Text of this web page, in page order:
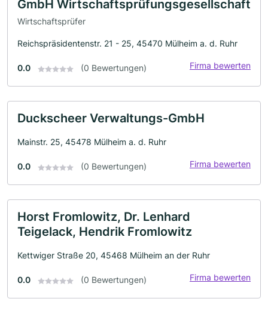
GmbH Wirtschaftsprüfungsgesellschaft
Wirtschaftsprüfer
Reichspräsidentenstr. 21 - 25, 45470 Mülheim a. d. Ruhr
0.0 (0 Bewertungen) Firma bewerten
Duckscheer Verwaltungs-GmbH
Mainstr. 25, 45478 Mülheim a. d. Ruhr
0.0 (0 Bewertungen) Firma bewerten
Horst Fromlowitz, Dr. Lenhard
Teigelack, Hendrik Fromlowitz
Kettwiger Straße 20, 45468 Mülheim an der Ruhr
0.0 (0 Bewertungen) Firma bewerten